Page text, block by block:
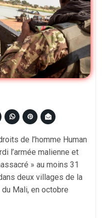
de l’homme Human
l’armée malienne et
» au moins 31
deux villages de la
Mali, en octobre